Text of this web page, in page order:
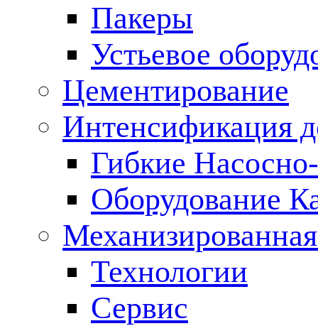
Пакеры
Устьевое
Цементирование
Интенсификация
Гибкие
Оборудование
Технологии
Сервис